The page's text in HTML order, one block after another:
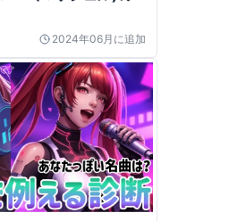
2024年06月 に追加